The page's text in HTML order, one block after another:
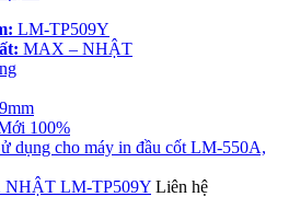
LM-TP509Y
MAX – NHẬT
9mm
100%
dụng cho máy in đầu cốt LM-550A,
NHẬT LM-TP509Y Liên hệ